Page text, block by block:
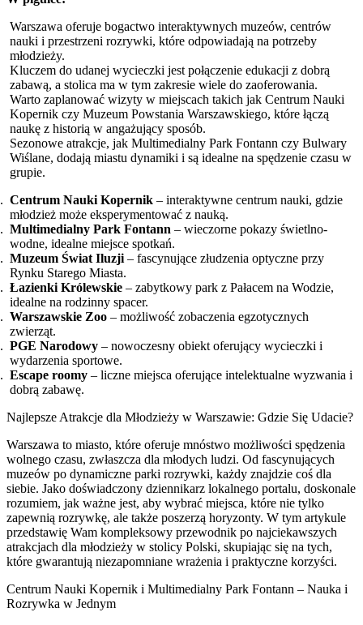
Warszawa oferuje bogactwo interaktywnych muzeów, centrów
nauki i przestrzeni rozrywki, które odpowiadają na potrzeby
młodzieży.
Kluczem do udanej wycieczki jest połączenie edukacji z dobrą
zabawą, a stolica ma w tym zakresie wiele do zaoferowania.
Warto zaplanować wizyty w miejscach takich jak Centrum Nauki
Kopernik czy Muzeum Powstania Warszawskiego, które łączą
naukę z historią w angażujący sposób.
Sezonowe atrakcje, jak Multimedialny Park Fontann czy Bulwary
Wiślane, dodają miastu dynamiki i są idealne na spędzenie czasu w
grupie.
Centrum Nauki Kopernik – interaktywne centrum nauki, gdzie
młodzież może eksperymentować z nauką.
Multimedialny Park Fontann – wieczorne pokazy świetlno-
wodne, idealne miejsce spotkań.
Muzeum Świat Iluzji – fascynujące złudzenia optyczne przy
Rynku Starego Miasta.
Łazienki Królewskie – zabytkowy park z Pałacem na Wodzie,
idealne na rodzinny spacer.
Warszawskie Zoo – możliwość zobaczenia egzotycznych
zwierząt.
PGE Narodowy – nowoczesny obiekt oferujący wycieczki i
wydarzenia sportowe.
Escape roomy – liczne miejsca oferujące intelektualne wyzwania i
dobrą zabawę.
Najlepsze Atrakcje dla Młodzieży w Warszawie: Gdzie Się Udacie?
Warszawa to miasto, które oferuje mnóstwo możliwości spędzenia
wolnego czasu, zwłaszcza dla młodych ludzi. Od fascynujących
muzeów po dynamiczne parki rozrywki, każdy znajdzie coś dla
siebie. Jako doświadczony dziennikarz lokalnego portalu, doskonale
rozumiem, jak ważne jest, aby wybrać miejsca, które nie tylko
zapewnią rozrywkę, ale także poszerzą horyzonty. W tym artykule
przedstawię Wam kompleksowy przewodnik po najciekawszych
atrakcjach dla młodzieży w stolicy Polski, skupiając się na tych,
które gwarantują niezapomniane wrażenia i praktyczne korzyści.
Centrum Nauki Kopernik i Multimedialny Park Fontann – Nauka i
Rozrywka w Jednym